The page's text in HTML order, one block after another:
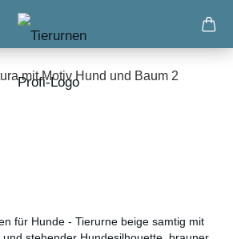
mit Motiv Hund und Baum 2